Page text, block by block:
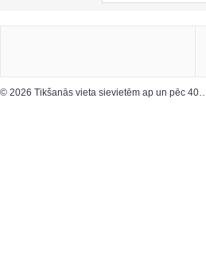
© 2026 Tikšanās vieta sievietēm ap un pēc 40…